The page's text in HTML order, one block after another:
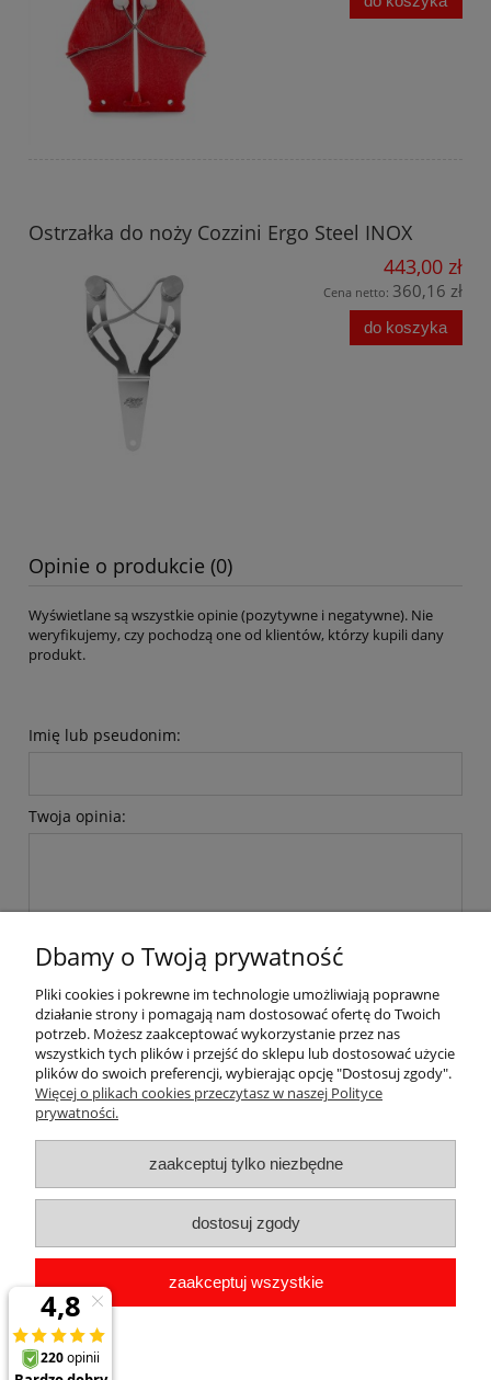
Ostrzałka do noży Cozzini Ergo Steel INOX
443,00 zł
Cena netto: 360,16 zł
do koszyka
Opinie o produkcie (0)
Wyświetlane są wszystkie opinie (pozytywne i negatywne). Nie
weryfikujemy, czy pochodzą one od klientów, którzy kupili dany
produkt.
Imię lub pseudonim:
Twoja opinia:
Pomoc
Dostawa
Moje konto
Gwarancja i zwroty
Dbamy o Twoją prywatność
Pliki cookies i pokrewne im technologie umożliwiają poprawne
działanie strony i pomagają nam dostosować ofertę do Twoich
potrzeb. Możesz zaakceptować wykorzystanie przez nas
wszystkich tych plików i przejść do sklepu lub dostosować użycie
plików do swoich preferencji, wybierając opcję "Dostosuj zgody".
Więcej o plikach cookies przeczytasz w naszej Polityce
prywatności.
zaakceptuj tylko niezbędne
dostosuj zgody
zaakceptuj wszystkie